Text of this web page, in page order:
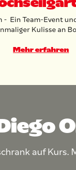
Ein Team-Event
Kulisse an
Mehr erfahren
auf Kurs.